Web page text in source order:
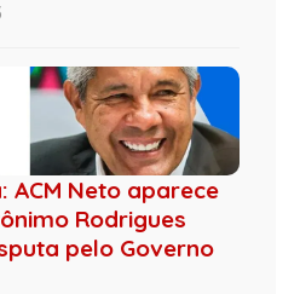
ACM Neto aparece
Rodrigues
pelo Governo